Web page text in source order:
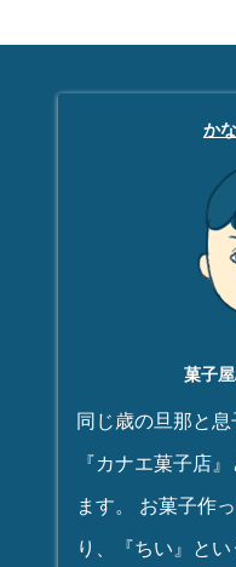
か
菓子
同じ歳の旦那と
『カナエ菓子店
ます。 お菓子作
り、『ちい』と